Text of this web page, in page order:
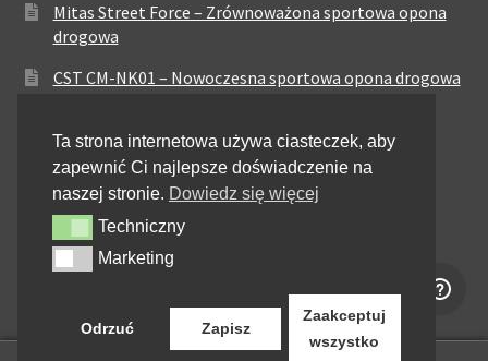
Mitas Street Force – Zrównoważona sportowa opona
drogowa
CST CM-NK01 – Nowoczesna sportowa opona drogowa
zrównoważonych osiągach
Pirelli City Demon – Niezawodność w codziennej
jeździe miejskiej
Metzeler Perfect ME77 – Klasyczna opona o
zrównoważonych właściwościach
Ta strona internetowa używa ciasteczek, aby
zapewnić Ci najlepsze doświadczenie na
naszej stronie. Dowiedz się więcej
Techniczny
Techniczny
MarketingMarketing
Odrzuć Zapisz
Zaakceptuj
wszystko